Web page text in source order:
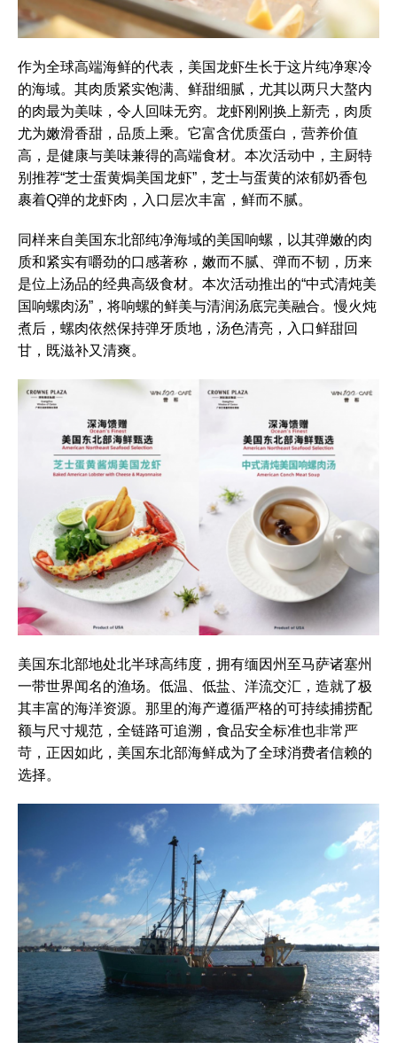
作为全球高端海鲜的代表，美国龙虾生长于这片纯净寒冷
的海域。其肉质紧实饱满、鲜甜细腻，尤其以两只大螯内
的肉最为美味，令人回味无穷。龙虾刚刚换上新壳，肉质
尤为嫩滑香甜，品质上乘。它富含优质蛋白，营养价值
高，是健康与美味兼得的高端食材。本次活动中，主厨特
别推荐“芝士蛋黄焗美国龙虾”，芝士与蛋黄的浓郁奶香包
裹着Q弹的龙虾肉，入口层次丰富，鲜而不腻。
同样来自美国东北部纯净海域的美国响螺，以其弹嫩的肉
质和紧实有嚼劲的口感著称，嫩而不腻、弹而不韧，历来
是位上汤品的经典高级食材。本次活动推出的“中式清炖美
国响螺肉汤”，将响螺的鲜美与清润汤底完美融合。慢火炖
煮后，螺肉依然保持弹牙质地，汤色清亮，入口鲜甜回
甘，既滋补又清爽。
美国东北部地处北半球高纬度，拥有缅因州至马萨诸塞州
一带世界闻名的渔场。低温、低盐、洋流交汇，造就了极
其丰富的海洋资源。那里的海产遵循严格的可持续捕捞配
额与尺寸规范，全链路可追溯，食品安全标准也非常严
苛，正因如此，美国东北部海鲜成为了全球消费者信赖的
选择。